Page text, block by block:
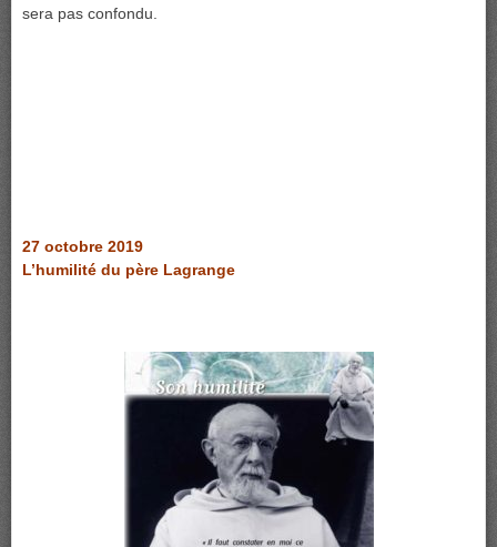
sera pas confondu.
27 octobre 2019
L’humilité du père Lagrange